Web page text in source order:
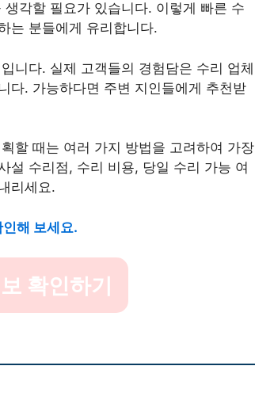
각할 필요가 있습니다. 이렇게 빠른 수
는 분들에게 유리합니다.
니다. 실제 고객들의 경험담은 수리 업체
다. 가능하다면 주변 지인들에게 추천받
할 때는 여러 가지 방법을 고려하여 가장
설 수리점, 수리 비용, 당일 수리 가능 여
리세요.
해 보세요.
확인하기